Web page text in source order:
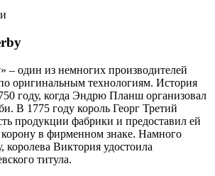
– один из немногих производителей
оригинальным технологиям. История
году, когда Эндрю Планш организовал
В 1775 году король Георг Третий
продукции фабрики и предоставил ей
корону в фирменном знаке. Намного
королева Виктория удостоила
титула.